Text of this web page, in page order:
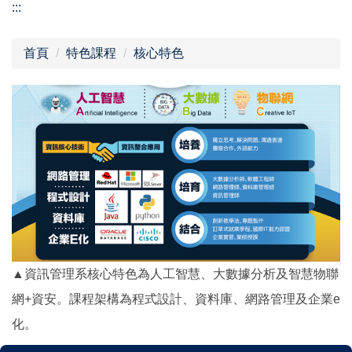
:::
首頁 特色課程 核心特色
▲資訊管理系核心特色為人工智慧、大數據分析及智慧物聯
網+資安。課程架構為程式設計、資料庫、網路管理及企業e
化。